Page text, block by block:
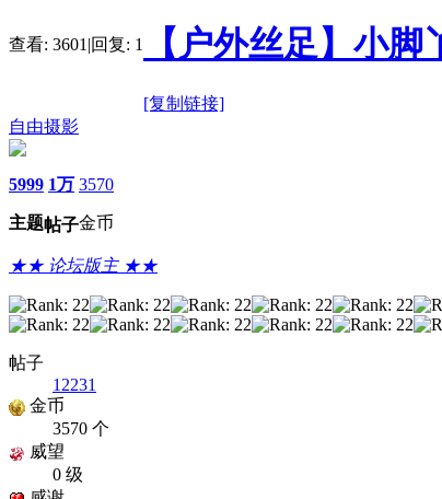
查看: 3601 |回复: 1 【户外丝足】小脚
[复制链接]
自由摄影
5999
主题
1万
帖子
3570
金币
★★ 论坛版主 ★★
帖子
12231
金币
3570 个
威望
0 级